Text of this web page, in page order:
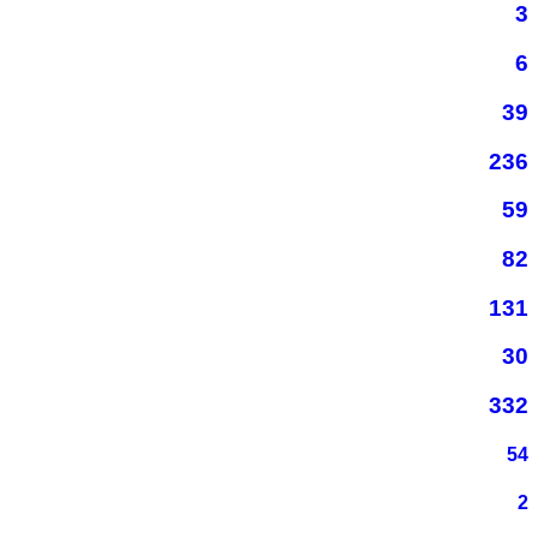
3
6
39
236
59
82
131
30
332
54
2